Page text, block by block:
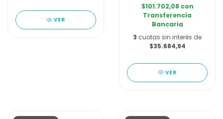
VER
$101.702,08 con
Transferencia
Bancaria
3 cuotas sin interés de
$35.684,94
VER